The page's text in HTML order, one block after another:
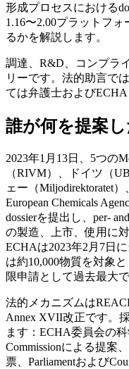
形成プロセスにおける
1.16〜2.00プラットフ
るかを解説します。
調達、R&D、コンプラ
リーです。法的助言で
ては弁護士およびECHA
誰が何を提案
2023年1月13日、5つの
（RIVM）、ドイツ（
ェー（Miljodirektoratet
European Chemicals
dossierを提出し、per-
の製造、上市、使用に
ECHAは2023年2月7日
は約10,000物質を対象
限申請として過去最大で
法的メカニズムは
Annex XVII改正です。
ます：ECHA委員会の
Commissionによる提案
票、Parliamentおよび